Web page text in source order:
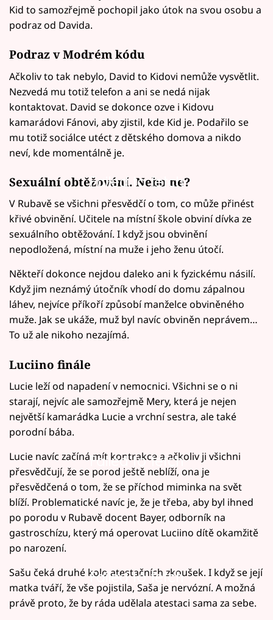
Kid to samozřejmě pochopil jako útok na svou osobu a
podraz od Davida.
Podraz v Modrém kódu
Ačkoliv to tak nebylo, David to Kidovi nemůže vysvětlit.
Nezvedá mu totiž telefon a ani se nedá nijak
kontaktovat. David se dokonce ozve i Kidovu
kamarádovi Fánovi, aby zjistil, kde Kid je. Podařilo se
mu totiž sociálce utéct z dětského domova a nikdo
neví, kde momentálně je.
Failed to fetch
Sexuální obtěžování. Nebo ne?
V Rubavě se všichni přesvědčí o tom, co může přinést
křivé obvinění. Učitele na místní škole obviní dívka ze
sexuálního obtěžování. I když jsou obvinění
nepodložená, místní na muže i jeho ženu útočí.
Někteří dokonce nejdou daleko ani k fyzickému násilí.
Když jim neznámý útočník vhodí do domu zápalnou
láhev, nejvíce příkoří způsobí manželce obviněného
muže. Jak se ukáže, muž byl navíc obviněn neprávem…
To už ale nikoho nezajímá.
Luciino finále
Lucie leží od napadení v nemocnici. Všichni se o ni
starají, nejvíc ale samozřejmě Mery, která je nejen
největší kamarádka Lucie a vrchní sestra, ale také
porodní bába.
Failed to fetch
Lucie navíc začíná mít kontrakce a ačkoliv ji všichni
přesvědčují, že se porod ještě neblíží, ona je
přesvědčená o tom, že se příchod miminka na svět
blíží. Problematické navíc je, že je třeba, aby byl ihned
po porodu v Rubavě docent Bayer, odborník na
gastroschízu, který má operovat Luciino dítě okamžitě
po narození.
Failed to fetch
Sašu čeká druhé kolo atestačních zkoušek. I když se její
matka tváří, že vše pojistila, Saša je nervózní. A možná
právě proto, že by ráda udělala atestaci sama za sebe.